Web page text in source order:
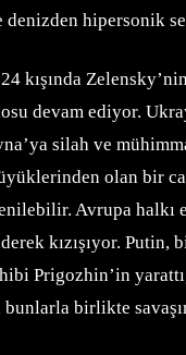
denizden hipersonik
kışında
devam ediyor.
silah ve
olan bir
Avrupa halkı
kızışıyor.
Prigozhin’in
birlikte